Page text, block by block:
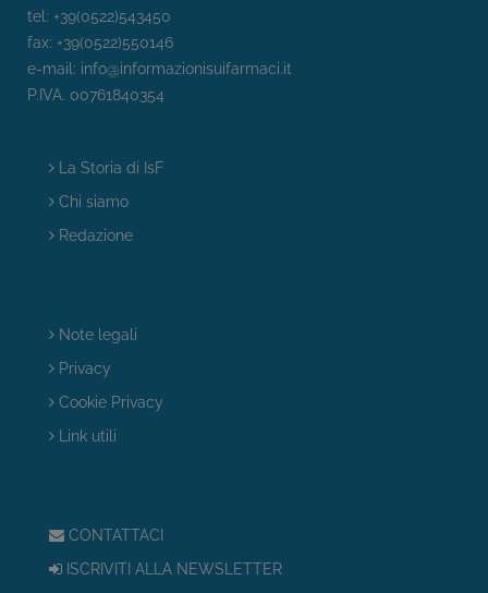
tel: +39(0522)543450
fax: +39(0522)550146
e-mail: info@informazionisuifarmaci.it
P.IVA. 00761840354
La Storia di IsF
Chi siamo
Redazione
Note legali
Privacy
Cookie Privacy
Link utili
CONTATTACI
ISCRIVITI ALLA NEWSLETTER